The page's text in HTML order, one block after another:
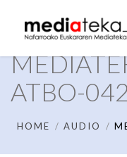
ATBO-
HOME AUDIO